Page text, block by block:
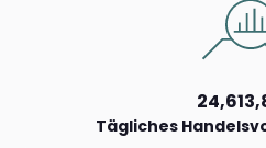
Tägliches